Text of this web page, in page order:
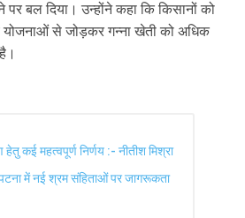
बल दिया। उन्होंने कहा कि किसानों को
योजनाओं से जोड़कर गन्ना खेती को अधिक
कई महत्वपूर्ण निर्णय :- नीतीश मिश्रा
में नई श्रम संहिताओं पर जागरूकता